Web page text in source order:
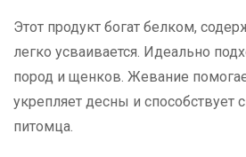
Этот продукт богат белком,
легко усваивается. Идеально
пород и щенков. Жевание
укрепляет десны и способствует
питомца.